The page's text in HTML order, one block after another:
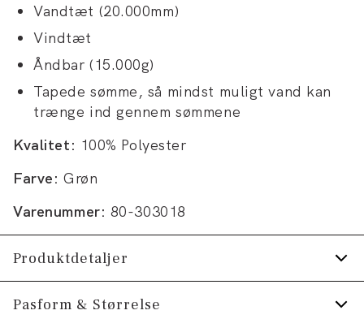
Vandtæt (20.000mm)
Vindtæt
Åndbar (15.000g)
Tapede sømme, så mindst muligt vand kan
trænge ind gennem sømmene
Kvalitet: 100% Polyester
Farve: Grøn
Varenummer: 80-303018
Produktdetaljer
Jakken er vandtæt.
Pasform & Størrelse